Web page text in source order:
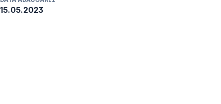
15.05.2023